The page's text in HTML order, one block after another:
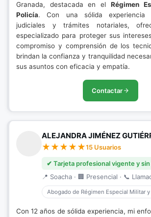
Granada, destacada en el Régimen
Policía. Con una sólida experiencia
judiciales y trámites notariales,
especializado para proteger sus
compromiso y comprensión de los
brindan la confianza y tranquilidad
sus asuntos con eficacia y empatía.
Contactar
ALEJANDRA JIMÉNEZ
15 Usuarios
✔ Tarjeta profesional vigente y
📍 Soacha · 🏢 Presencial · 📞
Abogado de Régimen Especial Militar
Con 12 años de sólida experiencia, mi